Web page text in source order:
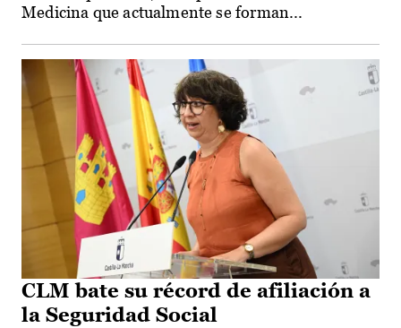
Medicina que actualmente se forman...
CLM bate su récord de afiliación a
la Seguridad Social